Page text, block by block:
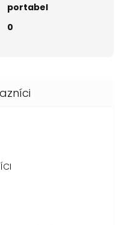
portabel
0
je 1 z 5 hviezdičiek.
je 1 z 5 hviezdičiek.